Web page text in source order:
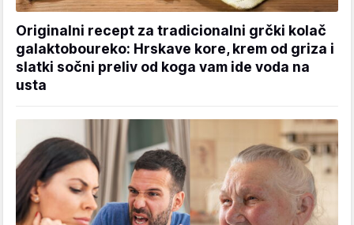
Originalni recept za tradicionalni grčki kolač
galaktoboureko: Hrskave kore, krem od griza i
slatki sočni preliv od koga vam ide voda na
usta